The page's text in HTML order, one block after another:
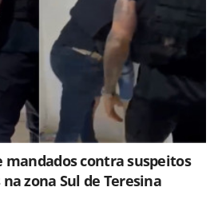
mandados contra suspeitos
zona Sul de Teresina